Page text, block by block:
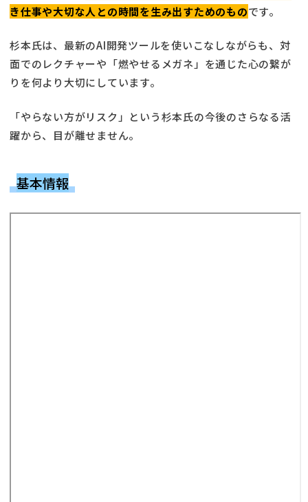
き仕事や大切な人との時間を生み出すためのものです。
杉本氏は、最新のAI開発ツールを使いこなしながらも、対
面でのレクチャーや「燃やせるメガネ」を通じた心の繋が
りを何より大切にしています。
「やらない方がリスク」という杉本氏の今後のさらなる活
躍から、目が離せません。
基本情報